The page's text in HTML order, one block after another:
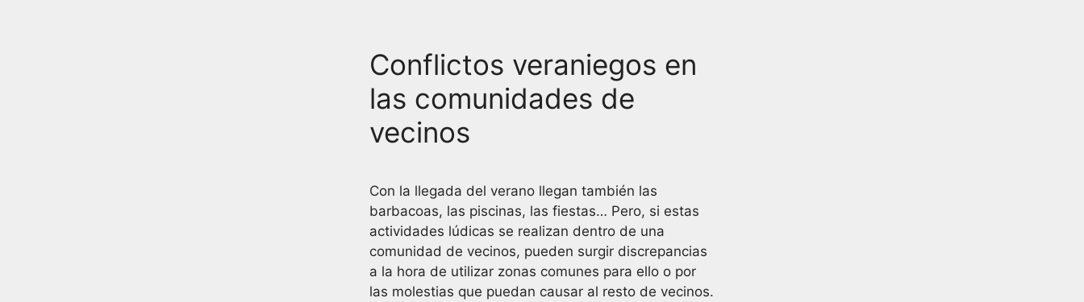
Conflictos veraniegos en
las comunidades de
vecinos
Con la llegada del verano llegan también las
barbacoas, las piscinas, las fiestas… Pero, si estas
actividades lúdicas se realizan dentro de una
comunidad de vecinos, pueden surgir discrepancias
a la hora de utilizar zonas comunes para ello o por
las molestias que puedan causar al resto de vecinos.